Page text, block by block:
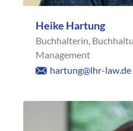
Heike Hartung
Buchhalterin,
Management
hartung@lhr-law.de